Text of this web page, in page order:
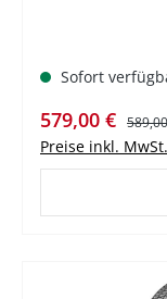
Sofort
579,00 €
Preise inkl.